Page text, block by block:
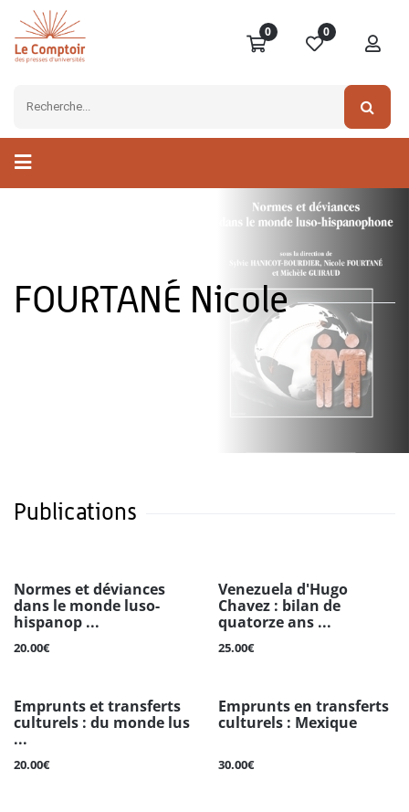
0 0
FOURTANÉ Nicole
Publications
Normes et déviances
dans le monde luso-
hispanop ...
20.00€
Venezuela d'Hugo
Chavez : bilan de
quatorze ans ...
25.00€
Emprunts et transferts
culturels : du monde lus
...
20.00€
Emprunts en transferts
culturels : Mexique
30.00€